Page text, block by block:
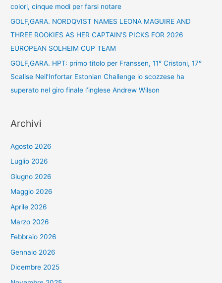
colori, cinque modi per farsi notare
GOLF,GARA. NORDQVIST NAMES LEONA MAGUIRE AND
THREE ROOKIES AS HER CAPTAIN’S PICKS FOR 2026
EUROPEAN SOLHEIM CUP TEAM
GOLF,GARA. HPT: primo titolo per Franssen, 11° Cristoni, 17°
Scalise Nell’Infortar Estonian Challenge lo scozzese ha
superato nel giro finale l’inglese Andrew Wilson
Archivi
Agosto 2026
Luglio 2026
Giugno 2026
Maggio 2026
Aprile 2026
Marzo 2026
Febbraio 2026
Gennaio 2026
Dicembre 2025